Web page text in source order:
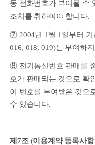
동 전화번호가 부여될 수
조치를 취하여야 합니다.
⑦ 2004년 1월 1일부터 기
016, 018, 019)는 부여하
⑧ 전기통신번호 판매를
호가 판매되는 것으로 확
이 번호를 부여받은 것으
수 있습니다.
제7조 (이용계약 등록사